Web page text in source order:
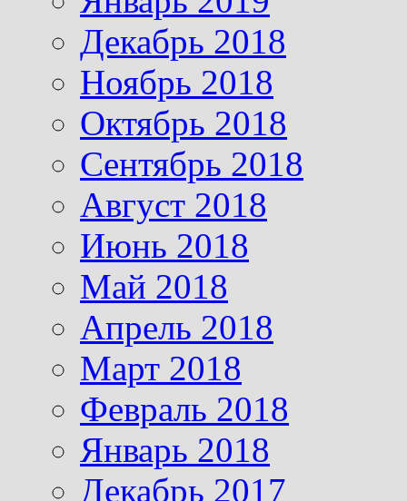
Декабрь 2018
Ноябрь 2018
Октябрь 2018
Сентябрь 2018
Август 2018
Июнь 2018
Май 2018
Апрель 2018
Март 2018
Февраль 2018
Январь 2018
Декабрь 2017